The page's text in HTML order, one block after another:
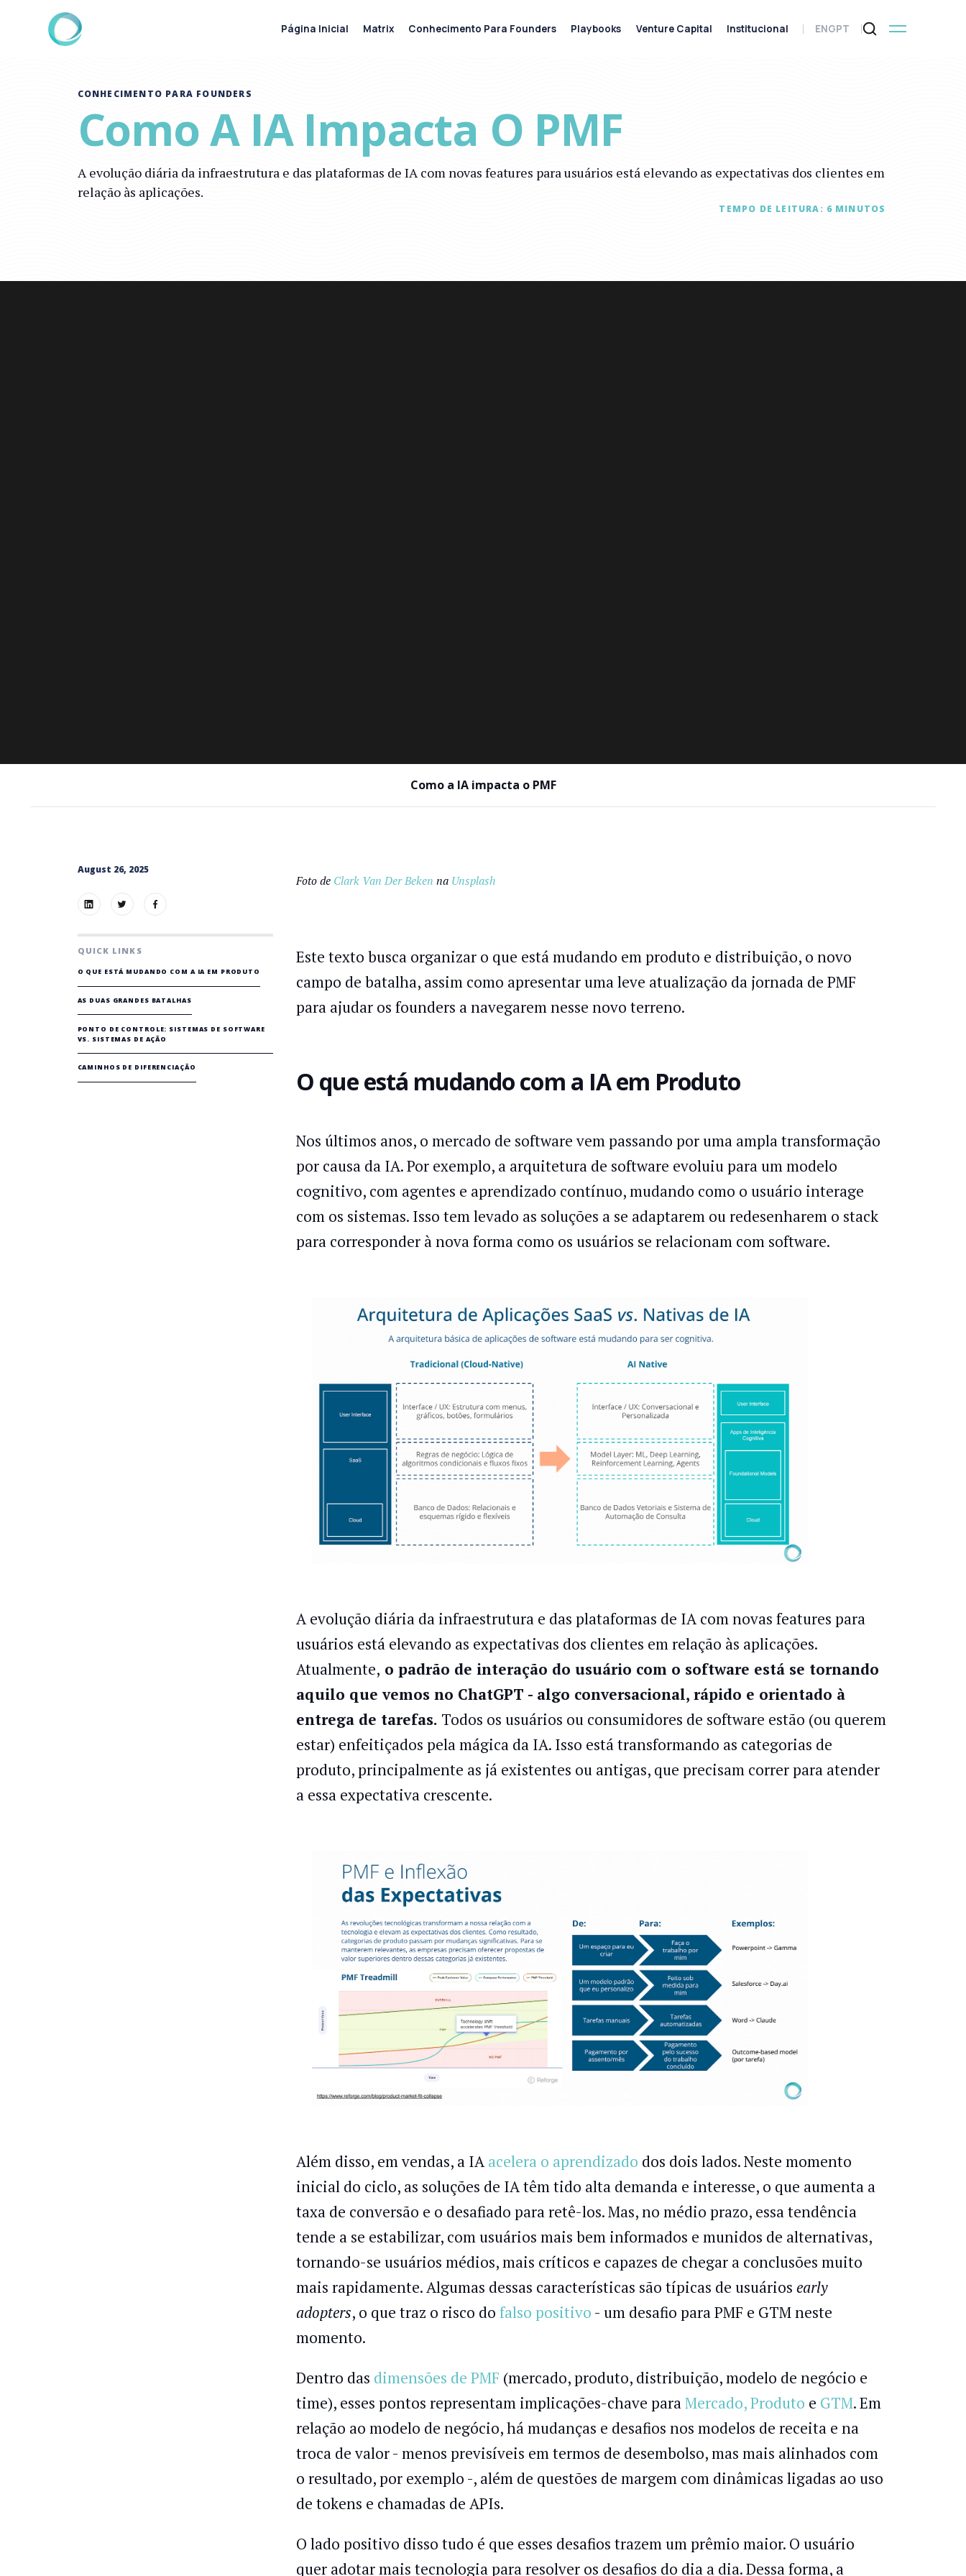
CONHECIMENTO PARA FOUNDERS
Como A IA Impacta O PMF
A evolução diária da infraestrutura e das plataformas de IA com novas features para usuários está elevando as expectativas dos clientes em
relação às aplicações.
TEMPO DE LEITURA: 6 MINUTOS
Como a IA impacta o PMF
August 26, 2025
QUICK LINKS
O QUE ESTÁ MUDANDO COM A IA EM PRODUTO
AS DUAS GRANDES BATALHAS
PONTO DE CONTROLE: SISTEMAS DE SOFTWARE
VS. SISTEMAS DE AÇÃO
CAMINHOS DE DIFERENCIAÇÃO
Foto de Clark Van Der Beken na Unsplash
Este texto busca organizar o que está mudando em produto e distribuição, o novo
campo de batalha, assim como apresentar uma leve atualização da jornada de PMF
para ajudar os founders a navegarem nesse novo terreno.
O que está mudando com a IA em Produto
Nos últimos anos, o mercado de software vem passando por uma ampla transformação
por causa da IA. Por exemplo, a arquitetura de software evoluiu para um modelo
cognitivo, com agentes e aprendizado contínuo, mudando como o usuário interage
com os sistemas. Isso tem levado as soluções a se adaptarem ou redesenharem o stack
para corresponder à nova forma como os usuários se relacionam com software.
A evolução diária da infraestrutura e das plataformas de IA com novas features para
usuários está elevando as expectativas dos clientes em relação às aplicações.
Atualmente, o padrão de interação do usuário com o software está se tornando
aquilo que vemos no ChatGPT - algo conversacional, rápido e orientado à
entrega de tarefas. Todos os usuários ou consumidores de software estão (ou querem
estar) enfeitiçados pela mágica da IA. Isso está transformando as categorias de
produto, principalmente as já existentes ou antigas, que precisam correr para atender
a essa expectativa crescente.
Além disso, em vendas, a IAacelera o aprendizado dos dois lados. Neste momento
inicial do ciclo, as soluções de IA têm tido alta demanda e interesse, o que aumenta a
taxa de conversão e o desafiado para retê-los. Mas, no médio prazo, essa tendência
tende a se estabilizar, com usuários mais bem informados e munidos de alternativas,
tornando-se usuários médios, mais críticos e capazes de chegar a conclusões muito
mais rapidamente. Algumas dessas características são típicas de usuários early
adopters, o que traz o risco do falso positivo - um desafio para PMF e GTM neste
momento.
Dentro das dimensões de PMF (mercado, produto, distribuição, modelo de negócio e
time), esses pontos representam implicações-chave paraMercado, Produto e GTM. Em
relação ao modelo de negócio, há mudanças e desafios nos modelos de receita e na
troca de valor - menos previsíveis em termos de desembolso, mas mais alinhados com
o resultado, por exemplo -, além de questões de margem com dinâmicas ligadas ao uso
de tokens e chamadas de APIs.
O lado positivo disso tudo é que esses desafios trazem um prêmio maior. O usuário
quer adotar mais tecnologia para resolver os desafios do dia a dia. Dessa forma, a
Página Inicial Matrix Conhecimento Para Founders Playbooks Venture Capital Institucional ENGPT